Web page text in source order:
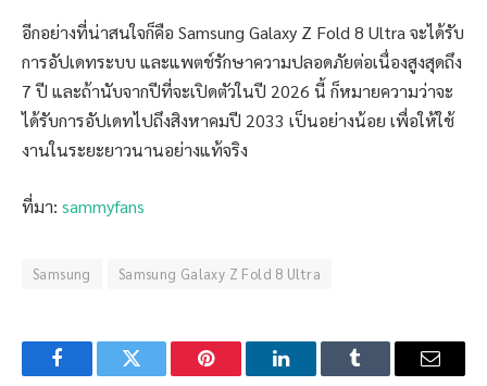
อีกอย่างที่น่าสนใจก็คือ Samsung Galaxy Z Fold 8 Ultra จะได้รับ
การอัปเดทระบบ และแพตช์รักษาความปลอดภัยต่อเนื่องสูงสุดถึง
7 ปี และถ้านับจากปีที่จะเปิดตัวในปี 2026 นี้ ก็หมายความว่าจะ
ได้รับการอัปเดทไปถึงสิงหาคมปี 2033 เป็นอย่างน้อย เพื่อให้ใช้
งานในระยะยาวนานอย่างแท้จริง
ที่มา: sammyfans
Samsung Samsung Galaxy Z Fold 8 Ultra
FacebookTwitter Pinterest LinkedInTumblr Email